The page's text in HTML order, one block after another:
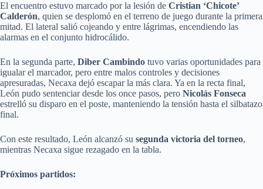
El encuentro estuvo marcado por la lesión de Cristian ‘Chicote’
Calderón, quien se desplomó en el terreno de juego durante la primera
mitad. El lateral salió cojeando y entre lágrimas, encendiendo las
alarmas en el conjunto hidrocálido.
En la segunda parte, Diber Cambindo tuvo varias oportunidades para
igualar el marcador, pero entre malos controles y decisiones
apresuradas, Necaxa dejó escapar la más clara. Ya en la recta final,
León pudo sentenciar desde los once pasos, pero Nicolás Fonseca
estrelló su disparo en el poste, manteniendo la tensión hasta el silbatazo
final.
Con este resultado, León alcanzó su segunda victoria del torneo,
mientras Necaxa sigue rezagado en la tabla.
Próximos partidos: